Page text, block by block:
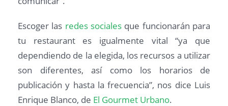
Escoger las redes sociales que funcionarán para
tu restaurant es igualmente vital “ya que
dependiendo de la elegida, los recursos a utilizar
son diferentes, así como los horarios de
publicación y hasta la frecuencia”, nos dice Luis
Enrique Blanco, de El Gourmet Urbano.